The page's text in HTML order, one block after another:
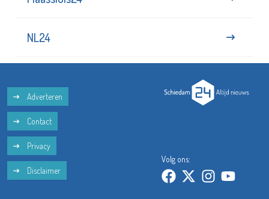
NL24
Adverteren
Contact
Privacy
Disclaimer
Volg ons: